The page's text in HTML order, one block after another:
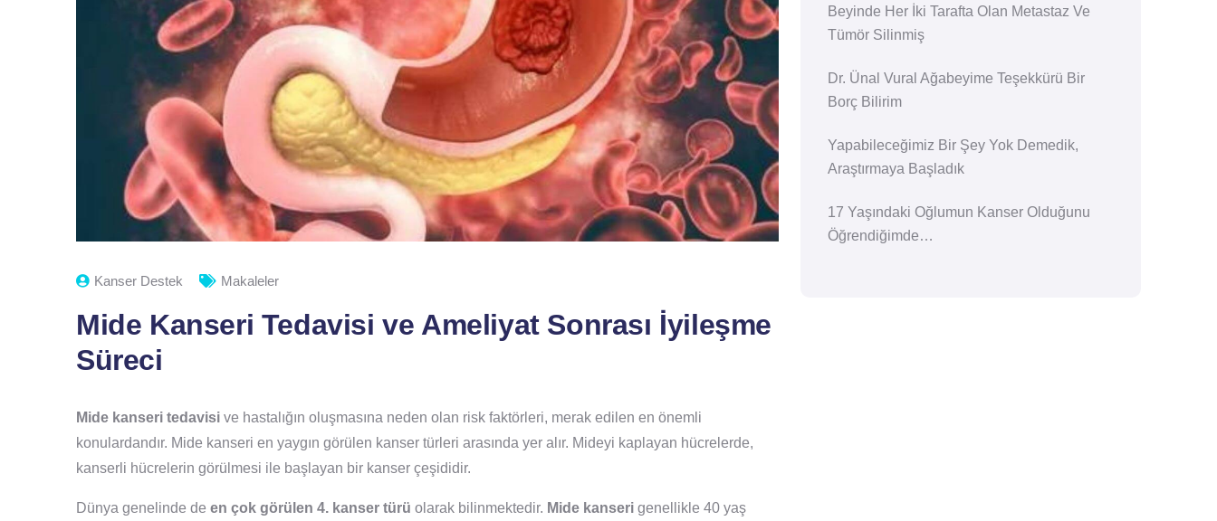
Kanser Destek Makaleler
Mide Kanseri Tedavisi ve Ameliyat Sonrası İyileşme
Süreci
Mide kanseri tedavisi ve hastalığın oluşmasına neden olan risk faktörleri, merak edilen en önemli
konulardandır. Mide kanseri en yaygın görülen kanser türleri arasında yer alır. Mideyi kaplayan hücrelerde,
kanserli hücrelerin görülmesi ile başlayan bir kanser çeşididir.
Dünya genelinde de en çok görülen 4. kanser türü olarak bilinmektedir. Mide kanseri genellikle 40 yaş
Beyinde Her İki Tarafta Olan Metastaz Ve
Tümör Silinmiş
Dr. Ünal Vural Ağabeyime Teşekkürü Bir
Borç Bilirim
Yapabileceğimiz Bir Şey Yok Demedik,
Araştırmaya Başladık
17 Yaşındaki Oğlumun Kanser Olduğunu
Öğrendiğimde…